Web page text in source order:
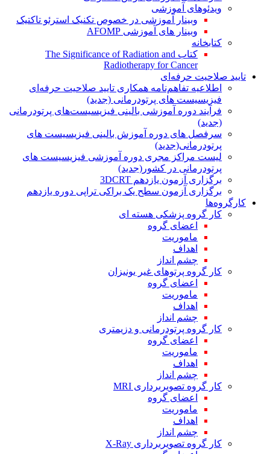
ویدئوهای آموزشی
وبینار آموزشی در خصوص تکنیک استرئو تاکتیک
وبینار های آموزشی AFOMP
کتابخانه
کتاب The Significance of Radiation and
Radiotherapy for Cancer
تایید صلاحیت حرفه‌ای
اطلاعیه تفاهم‌نامه همکاری تایید صلاحیت حرفه‌ای
فیزیسیست های پرتودرمانی (جدید)
فرآیند دوره آموزشی بالینی فیزیسیست‌های پرتودرمانی
(جدید)
سرفصل های دوره آموزش بالینی فیزیسیست های
پرتودرمانی(جدید)
لیست مراکز مجری دوره آموزشی فیزیسیست های
پرتودرمانی در کشور(جدید)
برگزاری آزمون یازدهم 3DCRT
برگزاری آزمون سطح یک براکی تراپی دوره یازدهم
کارگروه‌ها
کار گروه پزشکی هسته ای
اعضای گروه
ماموریت
اهداف
چشم انداز
کار گروه پرتوهای غیر یونیزان
اعضای گروه
ماموریت
اهداف
چشم انداز
کار گروه پرتودرمانی و دزیمتری
اعضای گروه
ماموریت
اهداف
چشم انداز
کار گروه تصویربرداری MRI
اعضای گروه
ماموریت
اهداف
چشم انداز
کار گروه تصویربرداری X-Ray